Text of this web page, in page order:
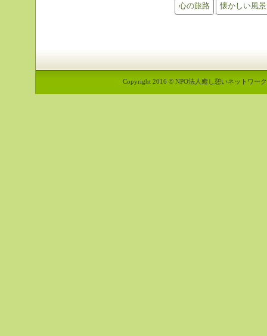
心の旅路 懐かしい風景
Copyright 2016 © NPO法人癒し憩いネットワー